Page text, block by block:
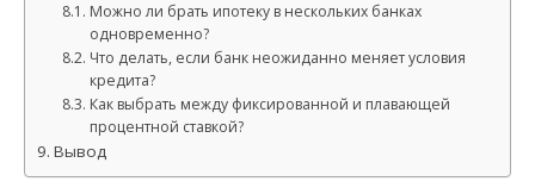
Можно ли брать ипотеку в нескольких банках
одновременно?
Что делать, если банк неожиданно меняет условия
кредита?
Как выбрать между фиксированной и плавающей
процентной ставкой?
Вывод